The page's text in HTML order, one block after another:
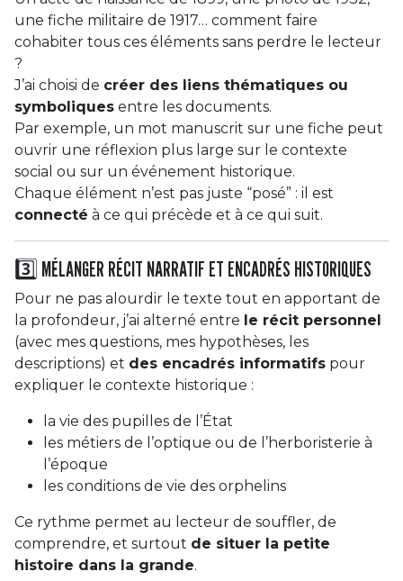
une fiche militaire de 1917… comment faire
cohabiter tous ces éléments sans perdre le lecteur
?
J’ai choisi de créer des liens thématiques ou
symboliques entre les documents.
Par exemple, un mot manuscrit sur une fiche peut
ouvrir une réflexion plus large sur le contexte
social ou sur un événement historique.
Chaque élément n’est pas juste “posé” : il est
connecté à ce qui précède et à ce qui suit.
3️⃣ MÉLANGER RÉCIT NARRATIF ET ENCADRÉS HISTORIQUES
Pour ne pas alourdir le texte tout en apportant de
la profondeur, j’ai alterné entre le récit personnel
(avec mes questions, mes hypothèses, les
descriptions) et des encadrés informatifs pour
expliquer le contexte historique :
la vie des pupilles de l’État
les métiers de l’optique ou de l’herboristerie à
l’époque
les conditions de vie des orphelins
Ce rythme permet au lecteur de souffler, de
comprendre, et surtout de situer la petite
histoire dans la grande.